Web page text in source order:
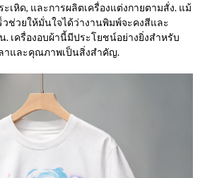
เหิด, และการผลิตเครื่องแต่งกายตามสั่ง. แม้
วช่วยให้มั่นใจได้ว่างานพิมพ์จะคงสีและ
. เครื่องอบผ้านี้มีประโยชน์อย่างยิ่งสำหรับ
าและคุณภาพเป็นสิ่งสำคัญ.